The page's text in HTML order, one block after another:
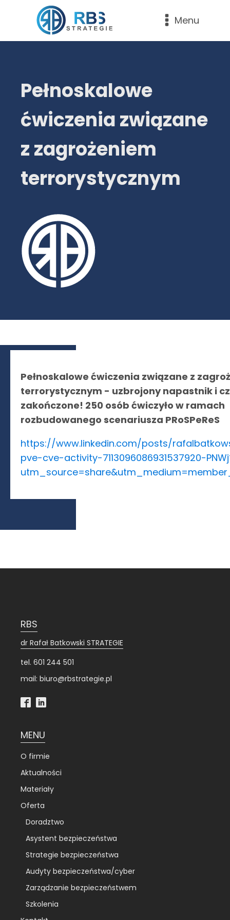
Menu
Pełnoskalowe
ćwiczenia związane
z zagrożeniem
terrorystycznym
Pełnoskalowe ćwiczenia związane z
terrorystycznym - uzbrojony napastnik i
zakończone! 250 osób ćwiczyło w ramach
rozbudowanego scenariusza PRoSPeReS
https://www.linkedin.com/posts/
pve-cve-activity-7113096086931537920-
RBS
dr Rafał Batkowski STRATEGIE
tel. 601 244 501
mail: biuro@rbstrategie.pl
MENU
O firmie
Aktualności
Materiały
Oferta
Doradztwo
Asystent bezpieczeństwa
Strategie bezpieczeństwa
Audyty bezpieczeństwa/cyber
Zarządzanie bezpieczeństwem
Szkolenia